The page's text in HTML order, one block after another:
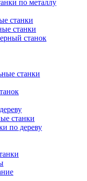
по металлу
станки
станки
станок
станки
станки
по дереву